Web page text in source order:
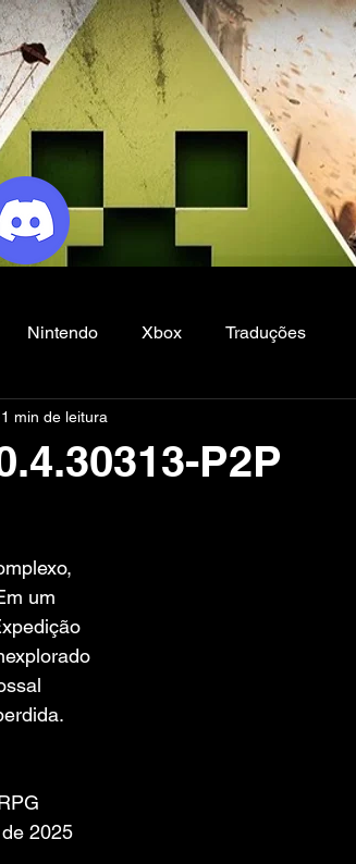
Nintendo Xbox Traduções
Noticias
P2P
1 min de leitura
um
2025